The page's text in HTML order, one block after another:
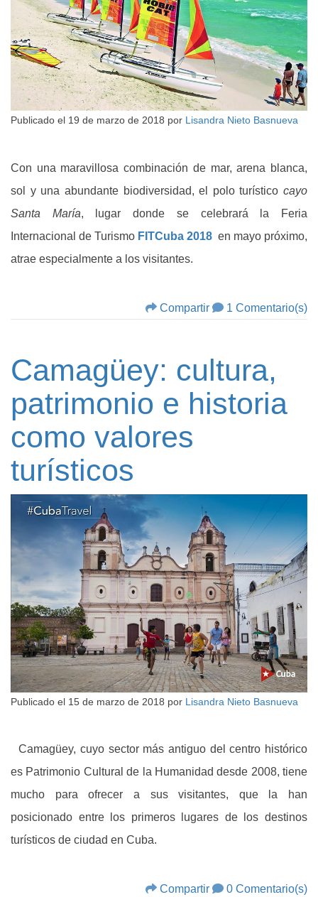
Publicado el 19 de marzo de 2018 por Lisandra Nieto Basnueva
Con una maravillosa combinación de mar, arena blanca,
sol y una abundante biodiversidad, el polo turístico cayo
Santa María, lugar donde se celebrará la Feria
Internacional de Turismo FITCuba 2018 en mayo próximo,
atrae especialmente a los visitantes.
Compartir 1 Comentario(s)
Camagüey: cultura,
patrimonio e historia
como valores
turísticos
Publicado el 15 de marzo de 2018 por Lisandra Nieto Basnueva
Camagüey, cuyo sector más antiguo del centro histórico
es Patrimonio Cultural de la Humanidad desde 2008, tiene
mucho para ofrecer a sus visitantes, que la han
posicionado entre los primeros lugares de los destinos
turísticos de ciudad en Cuba.
Compartir 0 Comentario(s)